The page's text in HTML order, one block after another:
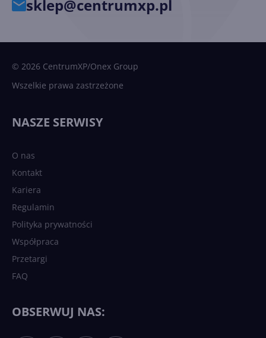
sklep@centrumxp.pl
© 2026 CentrumXP/Onex Group
Wszelkie prawa zastrzeżone
NASZE SERWISY
O nas
Kontakt
Kariera
Regulamin
Polityka prywatności
Współpraca
Przetargi
FAQ
OBSERWUJ NAS: